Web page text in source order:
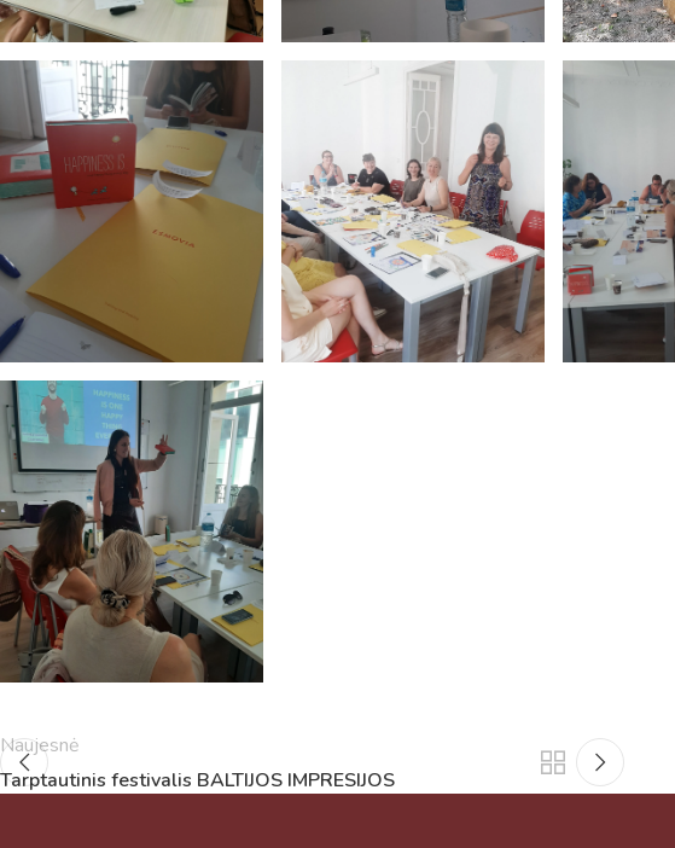
Naujesnė
Tarptautinis festivalis BALTIJOS IMPRESIJOS